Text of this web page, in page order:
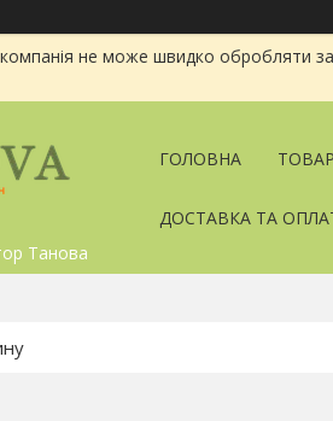
не може швидко обробляти
Танова
ГОЛОВНА
ДОСТАВКА ТА